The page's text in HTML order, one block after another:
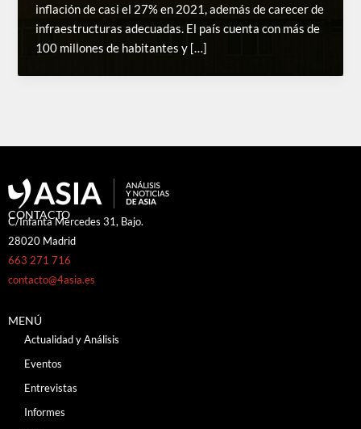
inflación de casi el 27% en 2021, además de carecer de
infraestructuras adecuadas. El país cuenta con más de
100 millones de habitantes y […]
CONTACTO
C/Infanta Mercedes 31, Bajo.
28020 Madrid
663 271 716
contacto@4asia.es
MENÚ
Actualidad y Análisis
Eventos
Entrevistas
Informes